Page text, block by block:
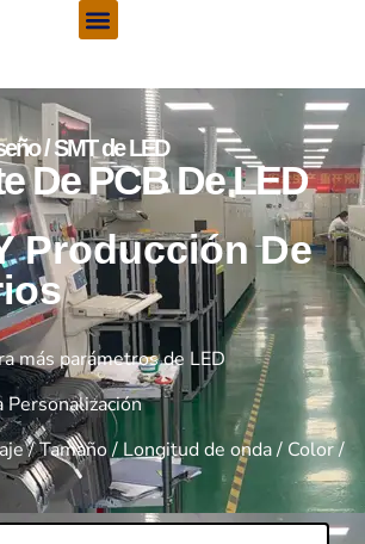
Menú
/ SMT de LED
De PCB De LED
Producción De
más parámetros de LED
Personalización
/ Tamaño / Longitud de onda / Color /